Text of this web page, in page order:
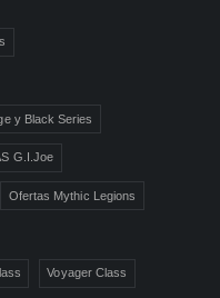
y Black Series
G.I.Joe
Ofertas Mythic Legions
Voyager Class